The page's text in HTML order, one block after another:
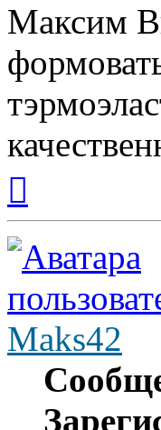
Максим
началу
Maks42